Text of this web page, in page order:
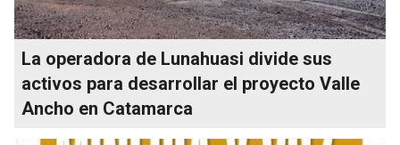
La operadora de Lunahuasi divide sus
activos para desarrollar el proyecto Valle
Ancho en Catamarca